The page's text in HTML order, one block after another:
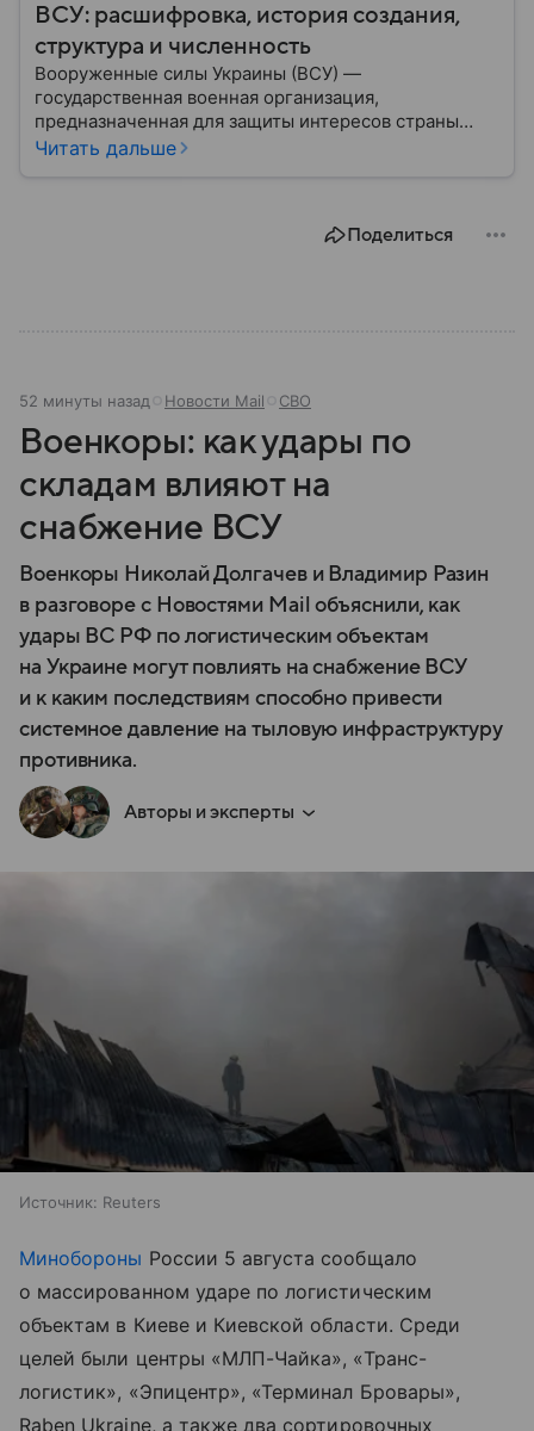
ВСУ: расшифровка, история создания,
структура и численность
Вооруженные силы Украины (ВСУ) —
государственная военная организация,
предназначенная для защиты интересов страны
военным путем. Была создана после
Читать дальше
Поделиться
52 минуты назад Новости Mail СВО
Военкоры: как удары по
складам влияют на
снабжение ВСУ
Военкоры Николай Долгачев и Владимир Разин
в разговоре с Новостями Mail объяснили, как
удары ВС РФ по логистическим объектам
на Украине могут повлиять на снабжение ВСУ
и к каким последствиям способно привести
системное давление на тыловую инфраструктуру
противника.
Авторы и эксперты
Источник: Reuters
Минобороны России 5 августа сообщало
о массированном ударе по логистическим
объектам в Киеве и Киевской области. Среди
целей были центры «МЛП-Чайка», «Транс-
логистик», «Эпицентр», «Терминал Бровары»,
Raben Ukraine, а также два сортировочных